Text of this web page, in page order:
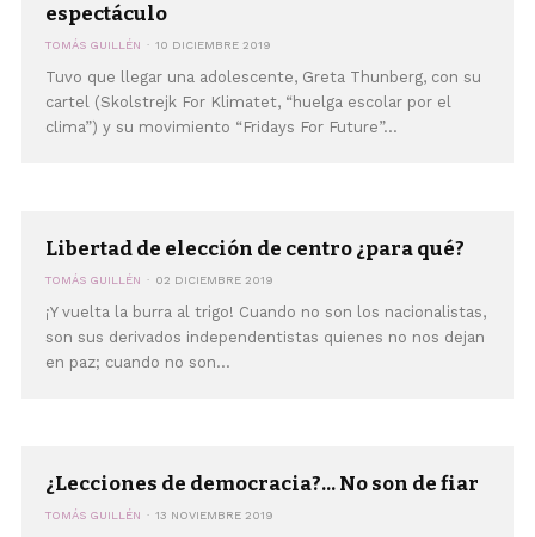
espectáculo
TOMÁS GUILLÉN 10 DICIEMBRE 2019
Tuvo que llegar una adolescente, Greta Thunberg, con su
cartel (Skolstrejk For Klimatet, “huelga escolar por el
clima”) y su movimiento “Fridays For Future”...
Libertad de elección de centro ¿para qué?
TOMÁS GUILLÉN 02 DICIEMBRE 2019
¡Y vuelta la burra al trigo! Cuando no son los nacionalistas,
son sus derivados independentistas quienes no nos dejan
en paz; cuando no son...
¿Lecciones de democracia?... No son de fiar
TOMÁS GUILLÉN 13 NOVIEMBRE 2019